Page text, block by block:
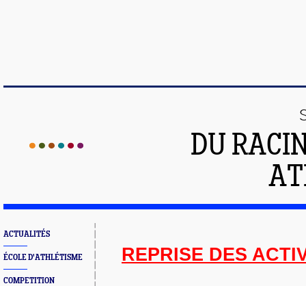
DU
ACTUALITÉS
ÉCOLE D'ATHLÉTISME
COMPETITION
REPRISE DES